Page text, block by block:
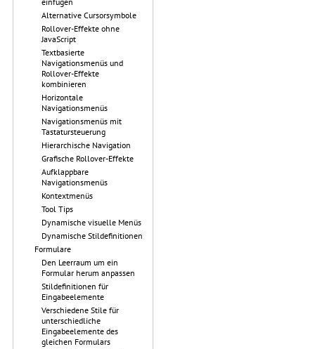
Alternative Cursorsymbole
Rollover-Effekte ohne
JavaScript
Textbasierte
Navigationsmenüs und
Rollover-Effekte
kombinieren
Horizontale
Navigationsmenüs
Navigationsmenüs mit
Tastatursteuerung
Hierarchische Navigation
Grafische Rollover-Effekte
Aufklappbare
Navigationsmenüs
Kontextmenüs
Tool Tips
Dynamische visuelle Menüs
Dynamische Stildefinitionen
Formulare
Den Leerraum um ein
Formular herum anpassen
Stildefinitionen für
Eingabeelemente
Verschiedene Stile für
unterschiedliche
Eingabeelemente des
gleichen Formulars